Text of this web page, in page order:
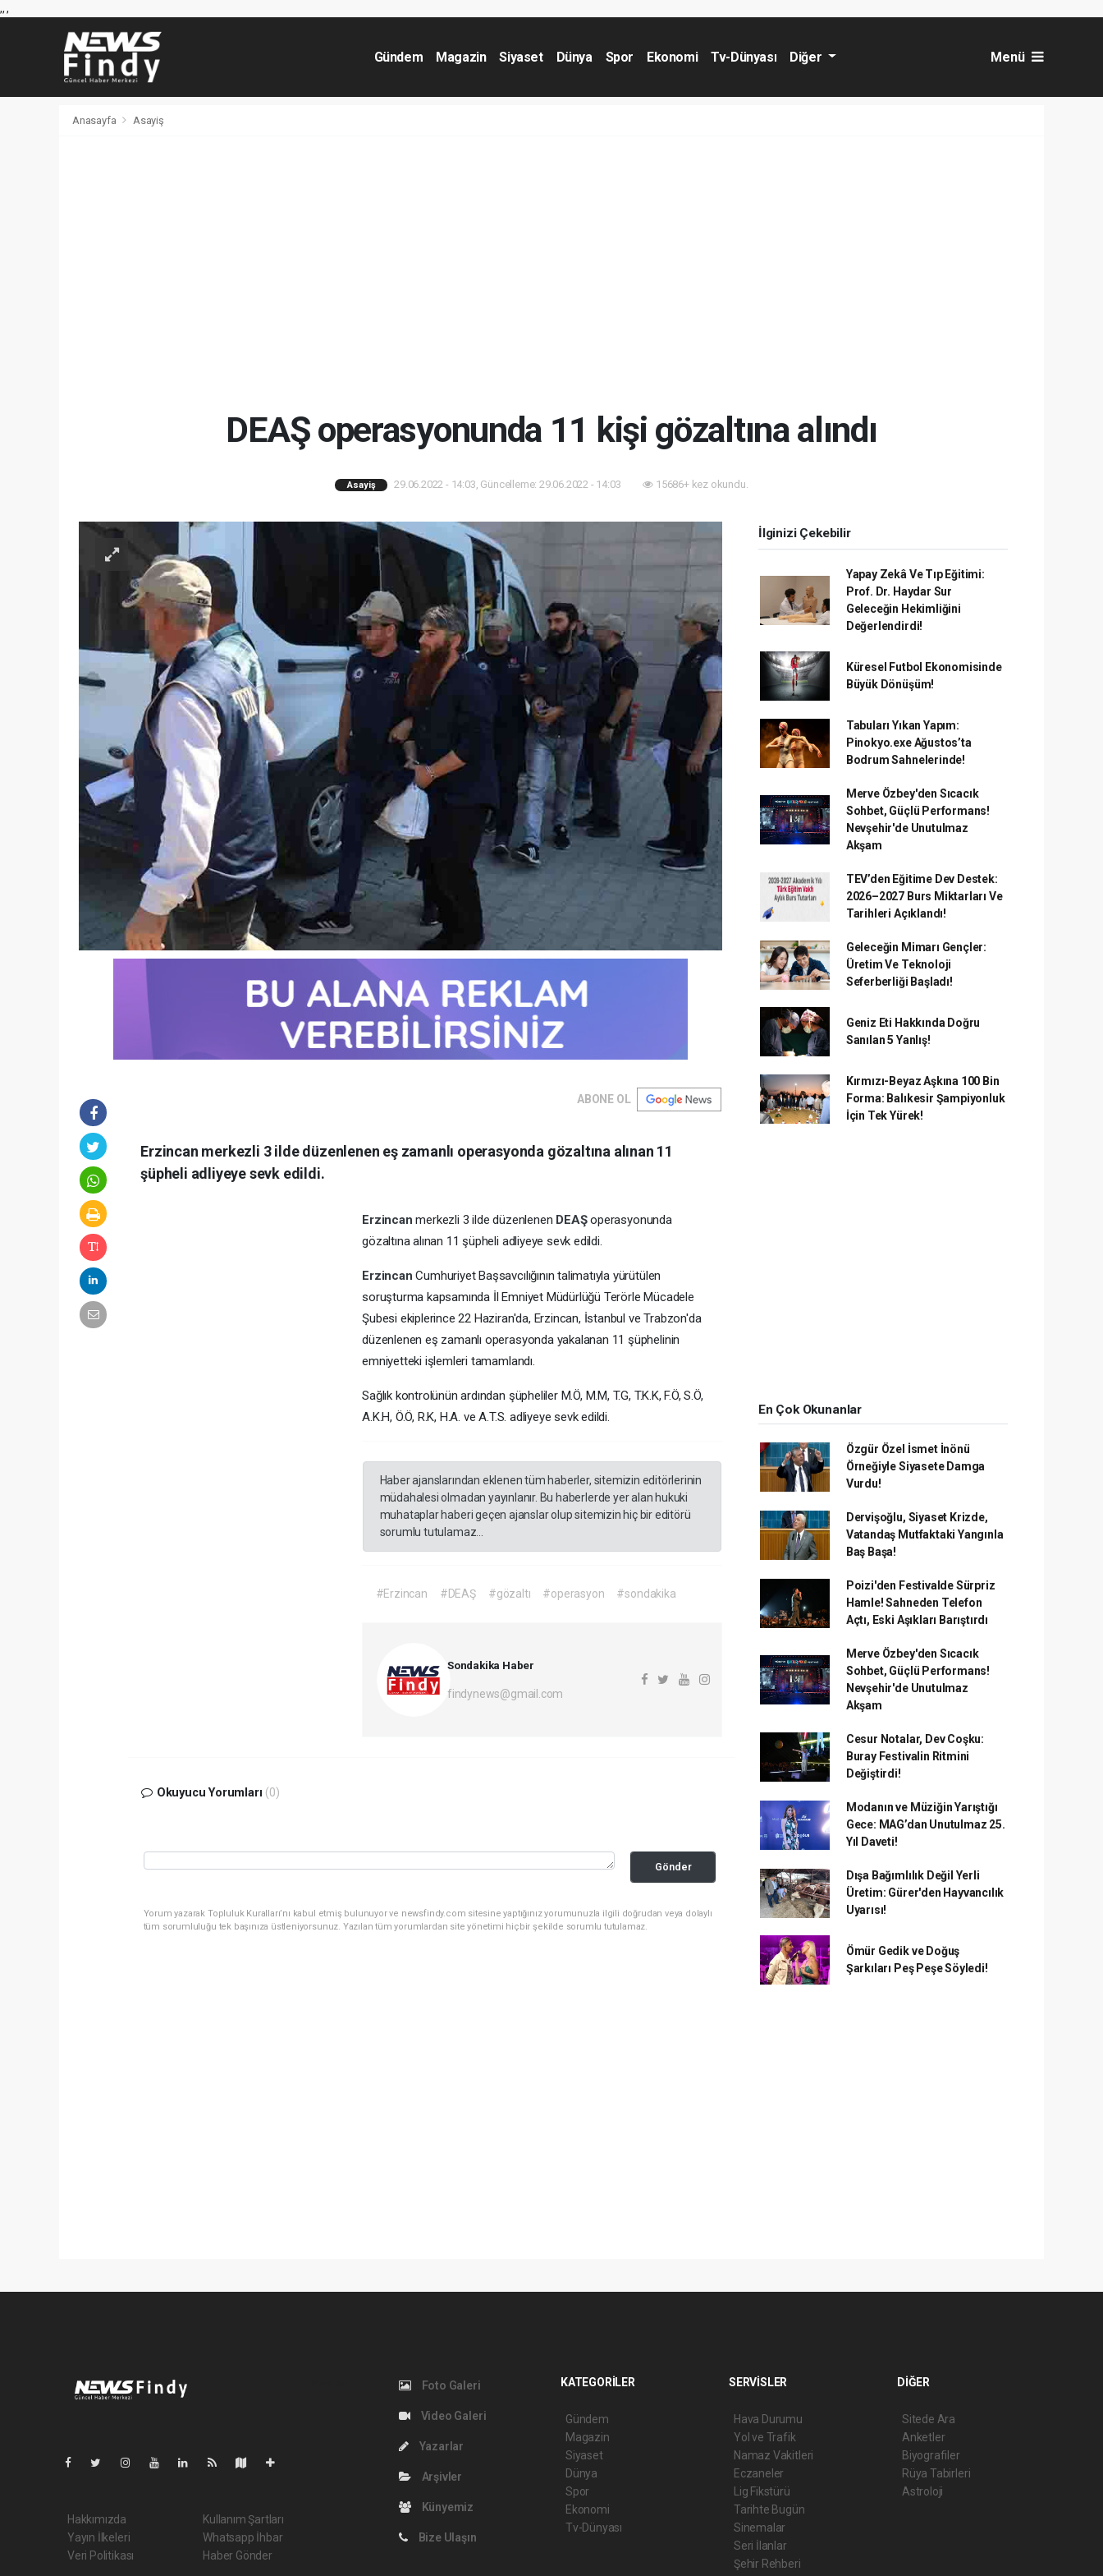
,,,
Gündem Magazin Siyaset Dünya Spor Ekonomi Tv-Dünyası Diğer Menü
Anasayfa Asayiş
DEAŞ operasyonunda 11 kişi gözaltına alındı
Asayiş 29.06.2022 - 14:03, Güncelleme: 29.06.2022 - 14:03 15686+ kez okundu.
ABONE OL
Erzincan merkezli 3 ilde düzenlenen eş zamanlı operasyonda gözaltına alınan 11
şüpheli adliyeye sevk edildi.
Erzincanmerkezli 3 ilde düzenlenen DEAŞoperasyonunda
gözaltına alınan 11 şüpheli adliyeye sevk edildi.
ErzincanCumhuriyet Başsavcılığının talimatıyla yürütülen
soruşturma kapsamında İl Emniyet Müdürlüğü Terörle Mücadele
Şubesi ekiplerince 22 Haziran'da, Erzincan, İstanbul ve Trabzon'da
düzenlenen eş zamanlı operasyonda yakalanan 11 şüphelinin
emniyetteki işlemleri tamamlandı.
Sağlık kontrolünün ardından şüpheliler M.Ö, M.M, T.G, T.K.K, F.Ö, S.Ö,
A.K.H, Ö.Ö, R.K, H.A. ve A.T.S. adliyeye sevk edildi.
Haber ajanslarından eklenen tüm haberler, sitemizin editörlerinin
müdahalesi olmadan yayınlanır. Bu haberlerde yer alan hukuki
muhataplar haberi geçen ajanslar olup sitemizin hiç bir editörü
sorumlu tutulamaz...
#Erzincan #DEAŞ #gözaltı #operasyon #sondakika
Sondakika Haber
findynews@gmail.com
Okuyucu Yorumları (0)
Gönder
Yorum yazarak Topluluk Kuralları’nı kabul etmiş bulunuyor ve newsfindy.com sitesine yaptığınız yorumunuzla ilgili doğrudan veya dolaylı
tüm sorumluluğu tek başınıza üstleniyorsunuz. Yazılan tüm yorumlardan site yönetimi hiçbir şekilde sorumlu tutulamaz.
İlginizi Çekebilir
Yapay Zekâ Ve Tıp Eğitimi:
Prof. Dr. Haydar Sur
Geleceğin Hekimliğini
Değerlendirdi!
Küresel Futbol Ekonomisinde
Büyük Dönüşüm!
Tabuları Yıkan Yapım:
Pinokyo.exe Ağustos’ta
Bodrum Sahnelerinde!
Merve Özbey'den Sıcacık
Sohbet, Güçlü Performans!
Nevşehir'de Unutulmaz
Akşam
TEV’den Eğitime Dev Destek:
2026–2027 Burs Miktarları Ve
Tarihleri Açıklandı!
Geleceğin Mimarı Gençler:
Üretim Ve Teknoloji
Seferberliği Başladı!
Geniz Eti Hakkında Doğru
Sanılan 5 Yanlış!
Kırmızı-Beyaz Aşkına 100 Bin
Forma: Balıkesir Şampiyonluk
İçin Tek Yürek!
En Çok Okunanlar
Özgür Özel İsmet İnönü
Örneğiyle Siyasete Damga
Vurdu!
Dervişoğlu, Siyaset Krizde,
Vatandaş Mutfaktaki Yangınla
Baş Başa!
Poizi'den Festivalde Sürpriz
Hamle! Sahneden Telefon
Açtı, Eski Aşıkları Barıştırdı
Merve Özbey'den Sıcacık
Sohbet, Güçlü Performans!
Nevşehir'de Unutulmaz
Akşam
Cesur Notalar, Dev Coşku:
Buray Festivalin Ritmini
Değiştirdi!
Modanın ve Müziğin Yarıştığı
Gece: MAG’dan Unutulmaz 25.
Yıl Daveti!
Dışa Bağımlılık Değil Yerli
Üretim: Gürer'den Hayvancılık
Uyarısı!
Ömür Gedik ve Doğuş
Şarkıları Peş Peşe Söyledi!
Hakkımızda
Yayın İlkeleri
Veri Politikası
Kullanım Şartları
Whatsapp İhbar
Haber Gönder
Foto Galeri
Video Galeri
Yazarlar
Arşivler
Künyemiz
Bize Ulaşın
KATEGORİLER
Gündem
Magazin
Siyaset
Dünya
Spor
Ekonomi
Tv-Dünyası
SERVİSLER
Hava Durumu
Yol ve Trafik
Namaz Vakitleri
Eczaneler
Lig Fikstürü
Tarihte Bugün
Sinemalar
Seri İlanlar
Şehir Rehberi
DİĞER
Sitede Ara
Anketler
Biyografiler
Rüya Tabirleri
Astroloji